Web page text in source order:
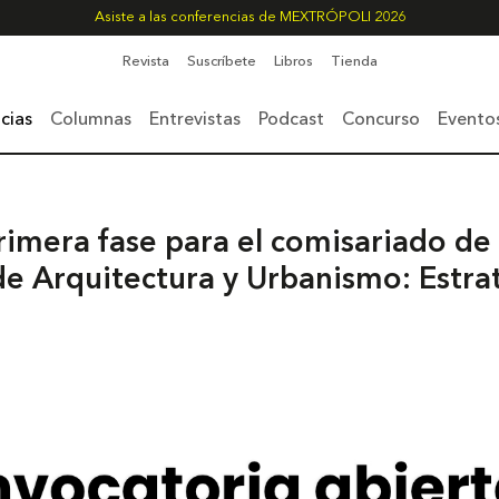
Asiste a las conferencias de MEXTRÓPOLI 2026
Revista Suscríbete Libros Tienda
Columnas Entrevistas Podcast Concurso
fase para el comisariado de
Arquitectura y Urbanismo: